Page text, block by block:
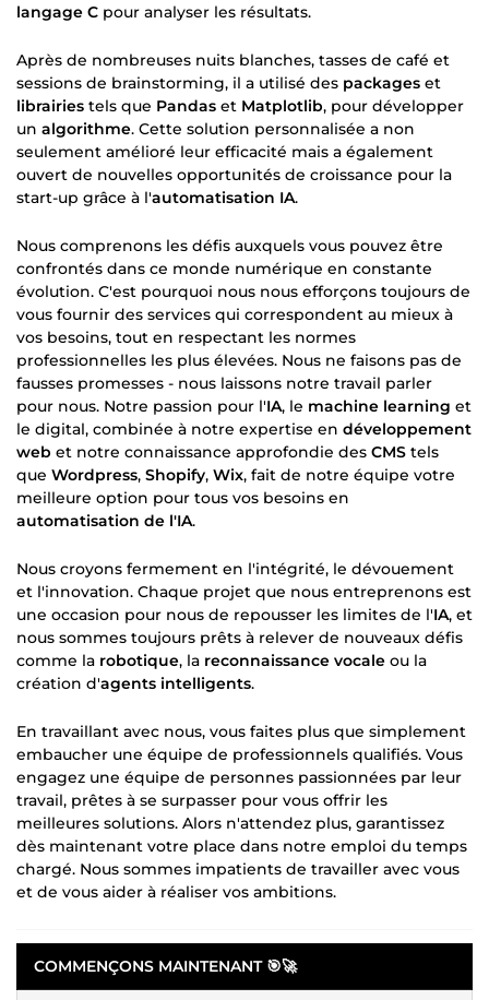
langage C pour analyser les résultats.
Après de nombreuses nuits blanches, tasses de café et
sessions de brainstorming, il a utilisé des packages et
librairies tels que Pandas et Matplotlib, pour développer
un algorithme. Cette solution personnalisée a non
seulement amélioré leur efficacité mais a également
ouvert de nouvelles opportunités de croissance pour la
start-up grâce à l'automatisation IA.
Nous comprenons les défis auxquels vous pouvez être
confrontés dans ce monde numérique en constante
évolution. C'est pourquoi nous nous efforçons toujours de
vous fournir des services qui correspondent au mieux à
vos besoins, tout en respectant les normes
professionnelles les plus élevées. Nous ne faisons pas de
fausses promesses - nous laissons notre travail parler
pour nous. Notre passion pour l'IA, le machine learning et
le digital, combinée à notre expertise en développement
web et notre connaissance approfondie des CMS tels
que Wordpress, Shopify, Wix, fait de notre équipe votre
meilleure option pour tous vos besoins en
automatisation de l'IA.
Nous croyons fermement en l'intégrité, le dévouement
et l'innovation. Chaque projet que nous entreprenons est
une occasion pour nous de repousser les limites de l'IA, et
nous sommes toujours prêts à relever de nouveaux défis
comme la robotique, la reconnaissance vocale ou la
création d'agents intelligents.
En travaillant avec nous, vous faites plus que simplement
embaucher une équipe de professionnels qualifiés. Vous
engagez une équipe de personnes passionnées par leur
travail, prêtes à se surpasser pour vous offrir les
meilleures solutions. Alors n'attendez plus, garantissez
dès maintenant votre place dans notre emploi du temps
chargé. Nous sommes impatients de travailler avec vous
et de vous aider à réaliser vos ambitions.
COMMENÇONS MAINTENANT 🎯🚀